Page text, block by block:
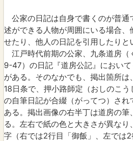
公家の日記は自身で書くのが普
述ができる人物が周囲にいる場合
せたり、他人の日記を引用したりと
江戸時代前期の公家、九条道房（
9-47）の日記『道房公記』におい
がある。そのなかでも、掲出箇所は
18日条で、押小路師定（おしのこう
の自筆日記が合綴（がってつ）さ
ある。掲出画像の右半丁は道房の筆
る。左右で紙の色と大きさが異なり
字（右では2行目「御飯」、左では